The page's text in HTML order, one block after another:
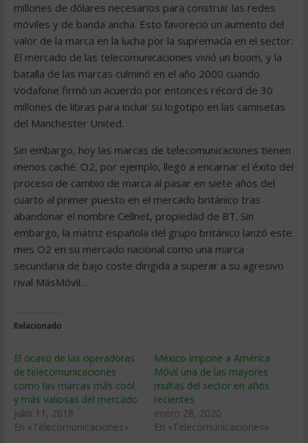
millones de dólares necesarios para construir las redes
móviles y de banda ancha. Esto favoreció un aumento del
valor de la marca en la lucha por la supremacía en el sector.
El mercado de las telecomunicaciones vivió un boom, y la
batalla de las marcas culminó en el año 2000 cuando
Vodafone firmó un acuerdo por entonces récord de 30
millones de libras para incluir su logotipo en las camisetas
del Manchester United.
Sin embargo, hoy las marcas de telecomunicaciones tienen
menos caché. O2, por ejemplo, llegó a encarnar el éxito del
proceso de cambio de marca al pasar en siete años del
cuarto al primer puesto en el mercado británico tras
abandonar el nombre Cellnet, propiedad de BT. Sin
embargo, la matriz española del grupo británico lanzó este
mes O2 en su mercado nacional como una marca
secundaria de bajo coste dirigida a superar a su agresivo
rival MásMóvil…
Relacionado
El ocaso de las operadoras
de telecomunicaciones
como las marcas más cool
y más valiosas del mercado
julio 11, 2018
En «Telecomunicaciones»
México impone a América
Móvil una de las mayores
multas del sector en años
recientes
enero 28, 2020
En «Telecomunicaciones»